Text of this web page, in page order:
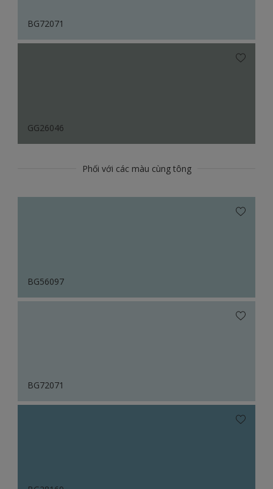
BG72071
GG26046
Phối với các màu cùng tông
BG56097
BG72071